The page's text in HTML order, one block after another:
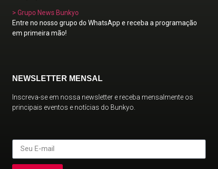
> Grupo News Bunkyo
Entre no nosso grupo do WhatsApp e receba a programação
em primeira mão!
NEWSLETTER MENSAL
Inscreva-se em nossa newsletter e receba mensalmente os
principais eventos e notícias do Bunkyo.